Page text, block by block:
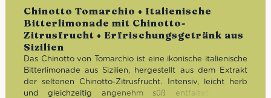
Chinotto Tomarchio • Italienische
Bitterlimonade mit Chinotto-
Zitrusfrucht • Erfrischungsgetränk aus
Sizilien
Das Chinotto von Tomarchio ist eine ikonische italienische
Bitterlimonade aus Sizilien, hergestellt aus dem Extrakt
der seltenen Chinotto-Zitrusfrucht. Intensiv, leicht herb
und gleichzeitig angenehm süß entfaltet es ein
Bewertet
mit5.00von
5